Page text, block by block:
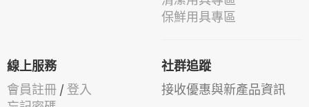
保鮮用具專區
線上服務
會員註冊 / 登入
社群追蹤
接收優惠與新產品資訊